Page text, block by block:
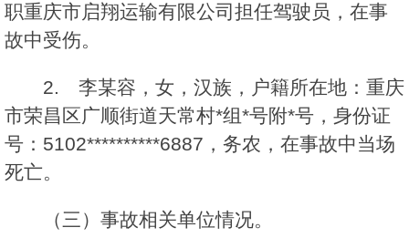
职重庆市启翔运输有限公司担任驾驶员，在事
故中受伤。
2. 李某容，女，汉族，户籍所在地：重庆
市荣昌区广顺街道天常村*组*号附*号，身份证
号：5102**********6887，务农，在事故中当场
死亡。
（三）事故相关单位情况。